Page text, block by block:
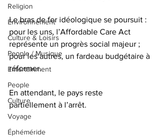
Religion
Environnement
Culture & Loisirs
People / Musique
Entertainment
People
Culture
Voyage
Éphéméride
Le bras de fer idéologique se poursuit :
pour les uns, l’Affordable Care Act
représente un progrès social majeur ;
pour les autres, un fardeau budgétaire à
réformer.
En attendant, le pays reste
partiellement à l’arrêt.